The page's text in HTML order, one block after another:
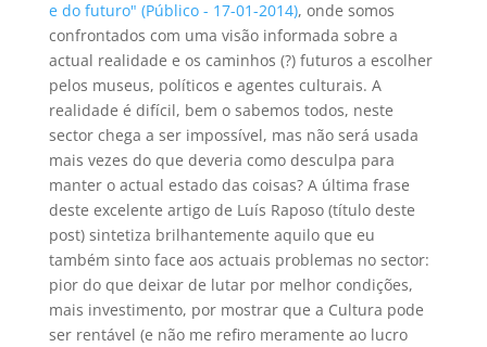
e do futuro" (Público - 17-01-2014), onde somos
confrontados com uma visão informada sobre a
actual realidade e os caminhos (?) futuros a escolher
pelos museus, políticos e agentes culturais. A
realidade é difícil, bem o sabemos todos, neste
sector chega a ser impossível, mas não será usada
mais vezes do que deveria como desculpa para
manter o actual estado das coisas? A última frase
deste excelente artigo de Luís Raposo (título deste
post) sintetiza brilhantemente aquilo que eu
também sinto face aos actuais problemas no sector:
pior do que deixar de lutar por melhor condições,
mais investimento, por mostrar que a Cultura pode
ser rentável (e não me refiro meramente ao lucro